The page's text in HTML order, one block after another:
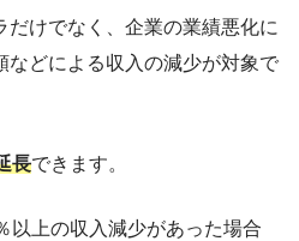
けでなく、企業の業績悪化に
などによる収入の減少が対象で
長できます。
以上の収入減少があった場合